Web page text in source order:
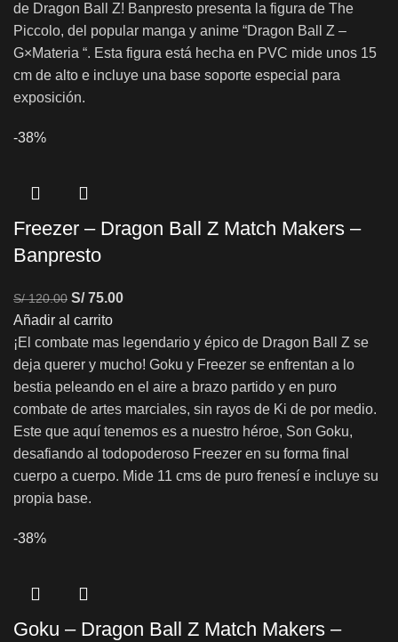
de Dragon Ball Z! Banpresto presenta la figura de The
Piccolo, del popular manga y anime “Dragon Ball Z –
G×Materia “. Esta figura está hecha en PVC mide unos 15
cm de alto e incluye una base soporte especial para
exposición.
-38%
Freezer – Dragon Ball Z Match Makers –
Banpresto
S/120.00 S/75.00
Añadir al carrito
¡El combate mas legendario y épico de Dragon Ball Z se
deja querer y mucho! Goku y Freezer se enfrentan a lo
bestia peleando en el aire a brazo partido y en puro
combate de artes marciales, sin rayos de Ki de por medio.
Este que aquí tenemos es a nuestro héroe, Son Goku,
desafiando al todopoderoso Freezer en su forma final
cuerpo a cuerpo. Mide 11 cms de puro frenesí e incluye su
propia base.
-38%
Goku – Dragon Ball Z Match Makers –